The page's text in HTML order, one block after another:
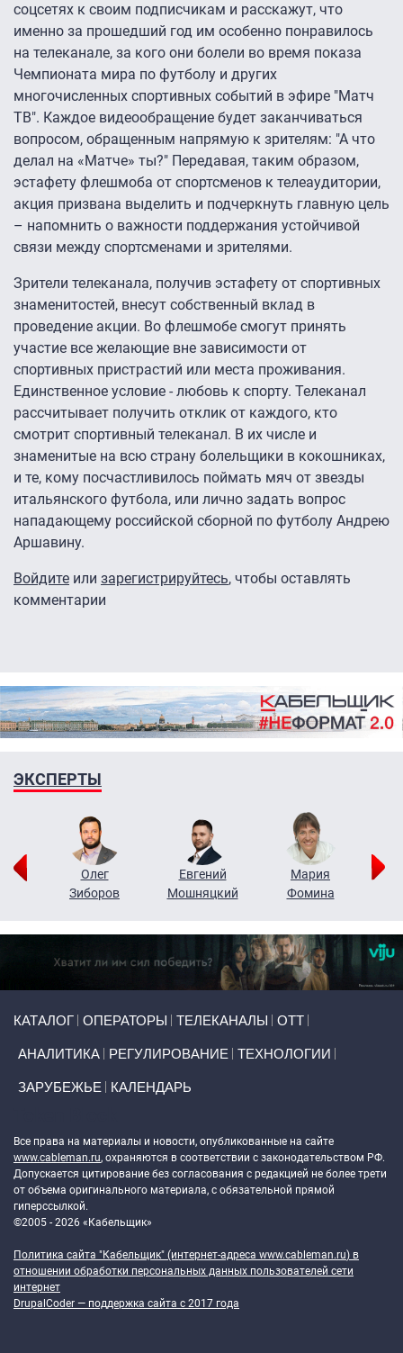
соцсетях к своим подписчикам и расскажут, что
именно за прошедший год им особенно понравилось
на телеканале, за кого они болели во время показа
Чемпионата мира по футболу и других
многочисленных спортивных событий в эфире "Матч
ТВ". Каждое видеообращение будет заканчиваться
вопросом, обращенным напрямую к зрителям: "А что
делал на «Матче» ты?" Передавая, таким образом,
эстафету флешмоба от спортсменов к телеаудитории,
акция призвана выделить и подчеркнуть главную цель
– напомнить о важности поддержания устойчивой
связи между спортсменами и зрителями.
Зрители телеканала, получив эстафету от спортивных
знаменитостей, внесут собственный вклад в
проведение акции. Во флешмобе смогут принять
участие все желающие вне зависимости от
спортивных пристрастий или места проживания.
Единственное условие - любовь к спорту. Телеканал
рассчитывает получить отклик от каждого, кто
смотрит спортивный телеканал. В их числе и
знаменитые на всю страну болельщики в кокошниках,
и те, кому посчастливилось поймать мяч от звезды
итальянского футбола, или лично задать вопрос
нападающему российской сборной по футболу Андрею
Аршавину.
Войдите или зарегистрируйтесь, чтобы оставлять
комментарии
ЭКСПЕРТЫ
Олег
Зиборов
Евгений
Мошняцкий
Мария
Фомина
КАТАЛОГ ОПЕРАТОРЫ ТЕЛЕКАНАЛЫ ОТТ
АНАЛИТИКА РЕГУЛИРОВАНИЕ ТЕХНОЛОГИИ
ЗАРУБЕЖЬЕ КАЛЕНДАРЬ
Все права на материалы и новости, опубликованные на сайте
www.cableman.ru, охраняются в соответствии с законодательством РФ.
Допускается цитирование без согласования с редакцией не более трети
от объема оригинального материала, с обязательной прямой
гиперссылкой.
©2005 - 2026 «Кабельщик»
Политика сайта "Кабельщик" (интернет-адреса www.cableman.ru) в
отношении обработки персональных данных пользователей сети
интернет
DrupalCoder — поддержка сайта c 2017 года